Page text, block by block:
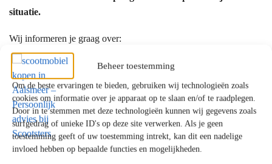
Beheer toestemming
Om de beste ervaringen te bieden, gebruiken wij technologieën zoals
cookies om informatie over je apparaat op te slaan en/of te raadplegen.
Door in te stemmen met deze technologieën kunnen wij gegevens zoals
surfgedrag of unieke ID's op deze site verwerken. Als je geen
toestemming geeft of uw toestemming intrekt, kan dit een nadelige
invloed hebben op bepaalde functies en mogelijkheden.
situatie.
Wij informeren je graag over:
de mogelijkheden binnen de WMO
een eventuele eigen bijdrage
alternatieven als je aanvraag wordt afgewezen
Waarom kiezen klanten uit Aalsmeer voor
Scootsters?